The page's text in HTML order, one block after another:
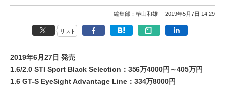
編集部：椿山和雄 2019年5月7日 14:29
リスト
2019年6月27日 発売
1.6/2.0 STI Sport Black Selection：356万4000円～405万円
1.6 GT-S EyeSight Advantage Line：334万8000円